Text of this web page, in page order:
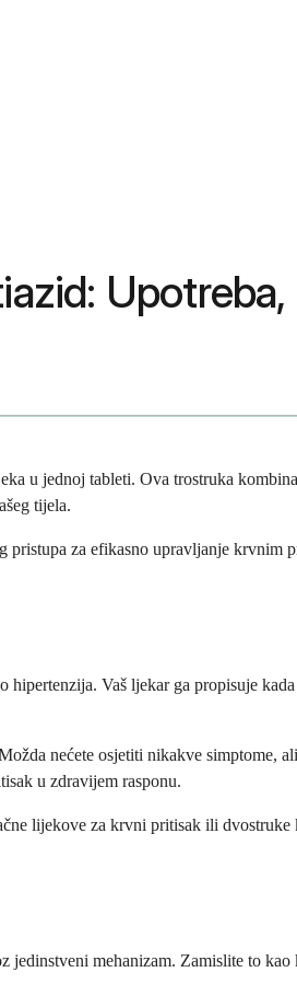
u jednoj tableti. Ova trostruka
tijela.
za efikasno upravljanje
Vaš ljekar ga propisuje
nećete osjetiti nikakve simptome,
u zdravijem rasponu.
lijekove za krvni pritisak ili
mehanizam. Zamislite to